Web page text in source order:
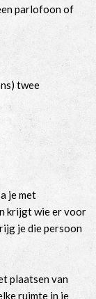
parlofoon of
twee
je met
krijgt wie er voor
je die persoon
plaatsen van
ruimte in je